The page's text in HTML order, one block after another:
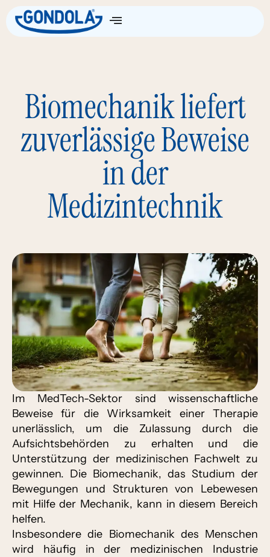
Biomechanik liefert
zuverlässige Beweise
in der
Medizintechnik
Im MedTech-Sektor sind wissenschaftliche
Beweise für die Wirksamkeit einer Therapie
unerlässlich, um die Zulassung durch die
Aufsichtsbehörden zu erhalten und die
Unterstützung der medizinischen Fachwelt zu
gewinnen. Die Biomechanik, das Studium der
Bewegungen und Strukturen von Lebewesen
mit Hilfe der Mechanik, kann in diesem Bereich
helfen.
Insbesondere die Biomechanik des Menschen
wird häufig in der medizinischen Industrie